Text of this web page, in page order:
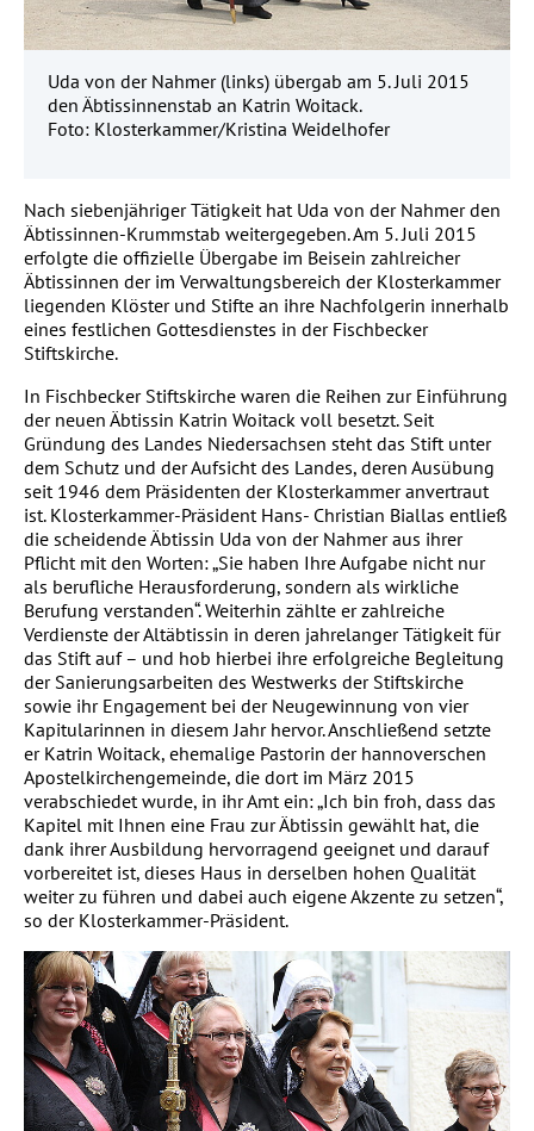
Uda von der Nahmer (links) übergab am 5. Juli 2015
den Äbtissinnenstab an Katrin Woitack.
Foto: Klosterkammer/Kristina Weidelhofer
Nach siebenjähriger Tätigkeit hat Uda von der Nahmer den
Äbtissinnen-Krummstab weitergegeben. Am 5. Juli 2015
erfolgte die offizielle Übergabe im Beisein zahlreicher
Äbtissinnen der im Verwaltungsbereich der Klosterkammer
liegenden Klöster und Stifte an ihre Nachfolgerin innerhalb
eines festlichen Gottesdienstes in der Fischbecker
Stiftskirche.
In Fischbecker Stiftskirche waren die Reihen zur Einführung
der neuen Äbtissin Katrin Woitack voll besetzt. Seit
Gründung des Landes Niedersachsen steht das Stift unter
dem Schutz und der Aufsicht des Landes, deren Ausübung
seit 1946 dem Präsidenten der Klosterkammer anvertraut
ist. Klosterkammer-Präsident Hans- Christian Biallas entließ
die scheidende Äbtissin Uda von der Nahmer aus ihrer
Pflicht mit den Worten: „Sie haben Ihre Aufgabe nicht nur
als berufliche Herausforderung, sondern als wirkliche
Berufung verstanden“. Weiterhin zählte er zahlreiche
Verdienste der Altäbtissin in deren jahrelanger Tätigkeit für
das Stift auf – und hob hierbei ihre erfolgreiche Begleitung
der Sanierungsarbeiten des Westwerks der Stiftskirche
sowie ihr Engagement bei der Neugewinnung von vier
Kapitularinnen in diesem Jahr hervor. Anschließend setzte
er Katrin Woitack, ehemalige Pastorin der hannoverschen
Apostelkirchengemeinde, die dort im März 2015
verabschiedet wurde, in ihr Amt ein: „Ich bin froh, dass das
Kapitel mit Ihnen eine Frau zur Äbtissin gewählt hat, die
dank ihrer Ausbildung hervorragend geeignet und darauf
vorbereitet ist, dieses Haus in derselben hohen Qualität
weiter zu führen und dabei auch eigene Akzente zu setzen“,
so der Klosterkammer-Präsident.